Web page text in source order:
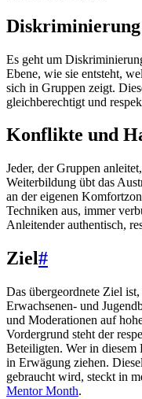
Diskriminierung
Es geht um
Ebene, wie sie entsteht,
sich in Gruppen zeigt.
gleichberechtigt und
Konflikte und
Jeder, der Gruppen
Weiterbildung übt das
an der eigenen
Techniken aus, immer
Anleitender authentisch,
Ziel#
Das übergeordnete Ziel
Erwachsenen- und
und Moderationen auf
Vordergrund steht der
Beteiligten. Wer in diesem
in Erwägung ziehen.
gebraucht wird, steckt in
Mentor Month.